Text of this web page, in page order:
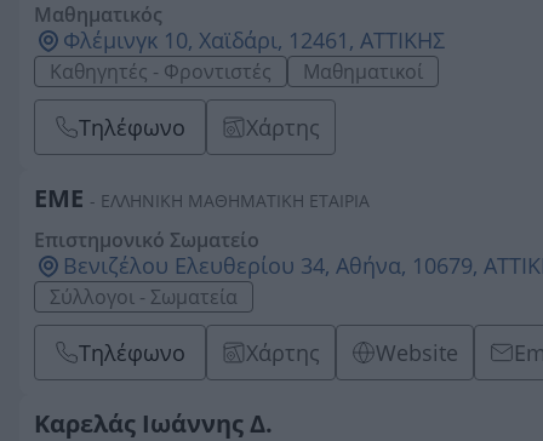
Μαθηματικός
Φλέμινγκ 10, Χαϊδάρι, 12461, ΑΤΤΙΚΗΣ
Καθηγητές - Φροντιστές Μαθηματικοί
Τηλέφωνο Χάρτης
ΕΜΕ - ΕΛΛΗΝΙΚΗ ΜΑΘΗΜΑΤΙΚΗ ΕΤΑΙΡΙΑ
Επιστημονικό Σωματείο
Βενιζέλου Ελευθερίου 34, Αθήνα, 10679,
Σύλλογοι - Σωματεία
Τηλέφωνο Χάρτης Website
Καρελάς Ιωάννης Δ.